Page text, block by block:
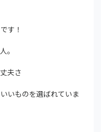
す！
。
夫さ
いものを選ばれていま